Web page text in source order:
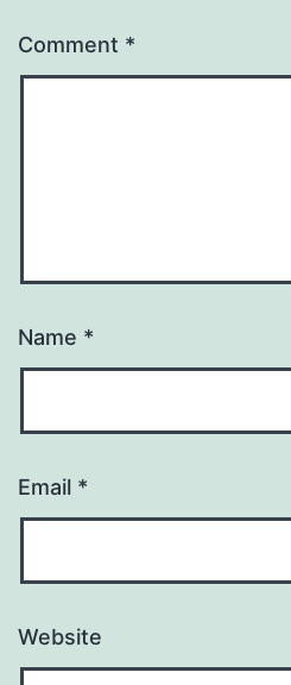
Comment *
Name *
Email *
Website